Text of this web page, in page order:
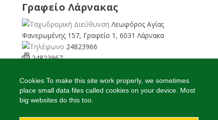
Γραφείο Λάρνακας
Λεωφόρος Αγίας
Φανερωμένης 157, Γραφείο 1, 6031 Λάρνακα
24823966
24823967
larnaka@cyprusgreens.
org
Cookies To make this site work properly, we sometimes
place small data files called cookies on your device. Most
big websites do this too.